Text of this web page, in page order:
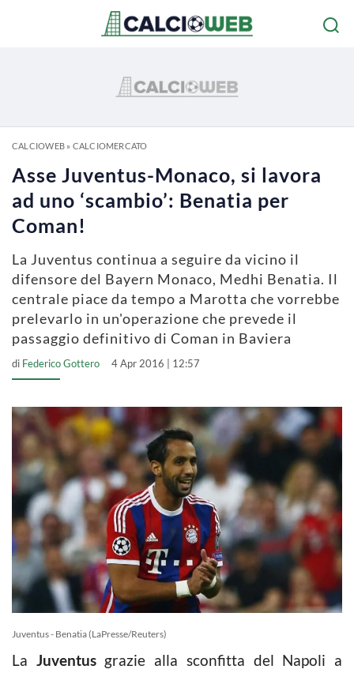
CALCIOWEB» CALCIOMERCATO
Asse Juventus-Monaco, si lavora
ad uno ‘scambio’: Benatia per
Coman!
La Juventus continua a seguire da vicino il
difensore del Bayern Monaco, Medhi Benatia. Il
centrale piace da tempo a Marotta che vorrebbe
prelevarlo in un'operazione che prevede il
passaggio definitivo di Coman in Baviera
di Federico Gottero 4 Apr 2016 | 12:57
Juventus - Benatia (LaPresse/Reuters)
La Juventusgrazie alla sconfitta del Napoli a